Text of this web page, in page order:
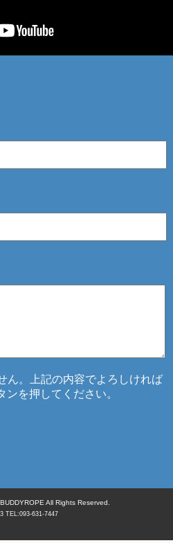
ん。上記の内容でよろしければ
を押してください。
All Rights Reserved.
TEL:093-631-7447